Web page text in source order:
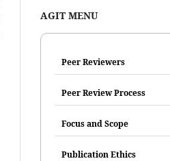
AGIT MENU
Peer Reviewers
Peer Review Process
Focus and Scope
Publication Ethics